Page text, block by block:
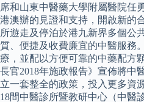
席和山東中醫藥大學附屬醫院任
港澳辦的見證和支持，開啟新的
所遊走及停泊於港九新界多個公
質、便捷及收費廉宜的中醫服務
療，並配以方便可靠的中藥配方
長官2018年施政報告》宣佈將中
立一套整全的政策，投入更多資
18間中醫診所暨教研中心（中醫